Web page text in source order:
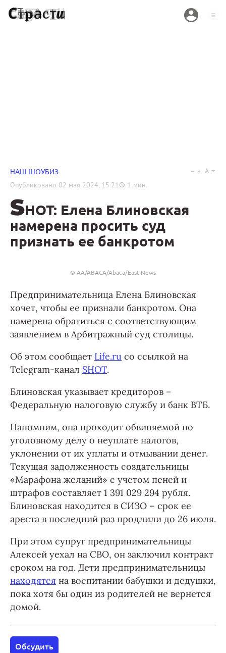
НАШ ШОУБИЗ
Опубликовано 02 мая 2024, 15:21 1 мин.
a A
SHOT: Елена Блиновская
намерена просить суд
признать ее банкротом
© AA/ABACA/Abaca/East News
Предпринимательница Елена Блиновская
хочет, чтобы ее признали банкротом. Она
намерена обратиться с соответствующим
заявлением в Арбитражный суд столицы.
Об этом сообщает Life.ru со ссылкой на
Telegram-канал SHOT.
Блиновская указывает кредиторов –
Федеральную налоговую службу и банк ВТБ.
Напомним, она проходит обвиняемой по
уголовному делу о неуплате налогов,
уклонении от их уплаты и отмывании денег.
Текущая задолженность создательницы
«Марафона желаний» с учетом пеней и
штрафов составляет 1 391 029 294 рубля.
Блиновская находится в СИЗО – срок ее
ареста в последний раз продлили до 26 июля.
При этом супруг предпринимательницы
Алексей уехал на СВО, он заключил контракт
сроком на год. Дети предпринимательницы
находятся на воспитании бабушки и дедушки,
пока хотя бы один из родителей не вернется
домой.
Обсудить